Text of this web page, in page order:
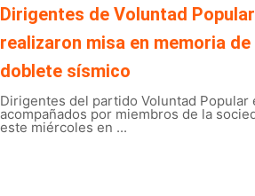
Dirigentes de Voluntad
realizaron misa en memoria
doblete sísmico
Dirigentes del partido Voluntad Popular
acompañados por miembros de la
este miércoles en ...